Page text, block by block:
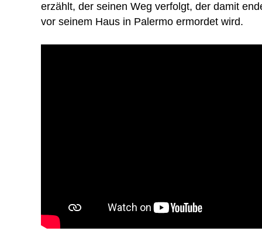
erzählt, der seinen Weg verfolgt, der damit
vor seinem Haus in Palermo ermordet wird.